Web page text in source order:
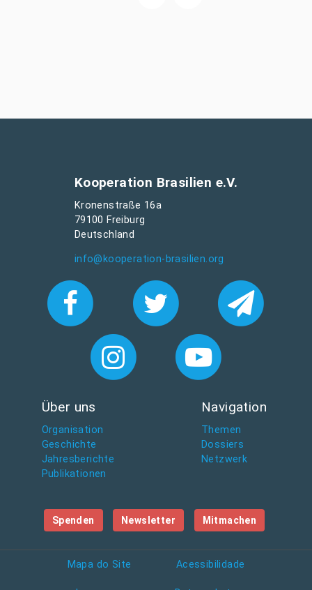
Kooperation Brasilien e.V.
Kronenstraße 16a
79100 Freiburg
Deutschland
info@kooperation-brasilien.org
Über uns
Organisation
Geschichte
Jahresberichte
Publikationen
Navigation
Themen
Dossiers
Netzwerk
Spenden Newsletter Mitmachen
Mapa do Site Acessibilidade